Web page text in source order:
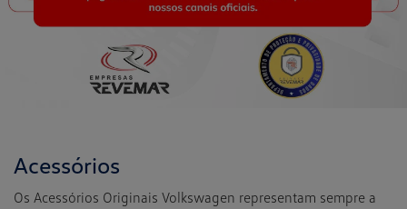
Acessórios
Os Acessórios Originais Volkswagen representam sempre a